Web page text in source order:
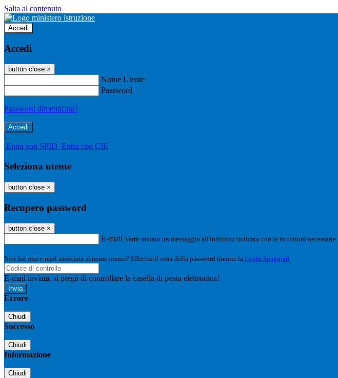
Salta al contenuto
Accedi
Accedi
button close ×
Nome Utente
Password
Password dimenticata?
-
Entra con SPID Entra con CIE
Seleziona utente
button close ×
Recupero password
button close ×
E-mail Verrà inviato un messaggio all'indirizzo indicato con le istruzioni necessarie.
Non hai una e-mail associata al nome utente? Effettua il reset della password tramite la Login Spaggiari
E-mail inviata, si prega di controllare la casella di posta elettronica!
Errore
Chiudi
Successo
Chiudi
Informazione
Chiudi